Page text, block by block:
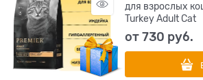
для взрослых
Turkey Adult Cat
от730 руб.